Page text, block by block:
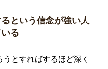
という信念が強い人
る
とすればするほど深く